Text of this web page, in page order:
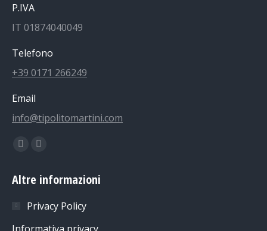
P.IVA
IT 01874040049
Telefono
+39 0171 266249
Email
info@tipolitomartini.com
Find us on:
Facebook
opens
new
Instagram
opens
new
Altre informazioni
Privacy Policy